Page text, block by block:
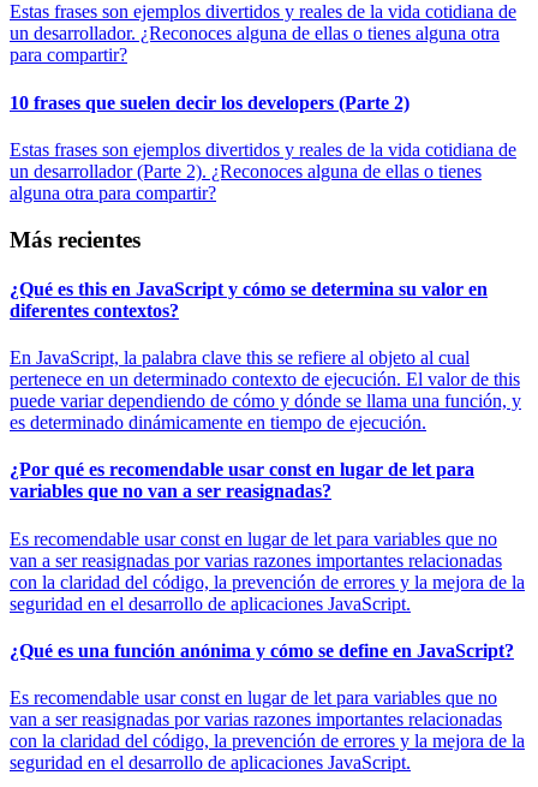
Estas frases son ejemplos divertidos y reales de la vida cotidiana de
un desarrollador. ¿Reconoces alguna de ellas o tienes alguna otra
para compartir?
10 frases que suelen decir los developers (Parte 2)
Estas frases son ejemplos divertidos y reales de la vida cotidiana de
un desarrollador (Parte 2). ¿Reconoces alguna de ellas o tienes
alguna otra para compartir?
Más recientes
¿Qué es this en JavaScript y cómo se determina su valor en
diferentes contextos?
En JavaScript, la palabra clave this se refiere al objeto al cual
pertenece en un determinado contexto de ejecución. El valor de this
puede variar dependiendo de cómo y dónde se llama una función, y
es determinado dinámicamente en tiempo de ejecución.
¿Por qué es recomendable usar const en lugar de let para
variables que no van a ser reasignadas?
Es recomendable usar const en lugar de let para variables que no
van a ser reasignadas por varias razones importantes relacionadas
con la claridad del código, la prevención de errores y la mejora de la
seguridad en el desarrollo de aplicaciones JavaScript.
¿Qué es una función anónima y cómo se define en JavaScript?
Es recomendable usar const en lugar de let para variables que no
van a ser reasignadas por varias razones importantes relacionadas
con la claridad del código, la prevención de errores y la mejora de la
seguridad en el desarrollo de aplicaciones JavaScript.